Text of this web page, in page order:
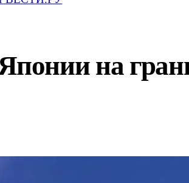
на